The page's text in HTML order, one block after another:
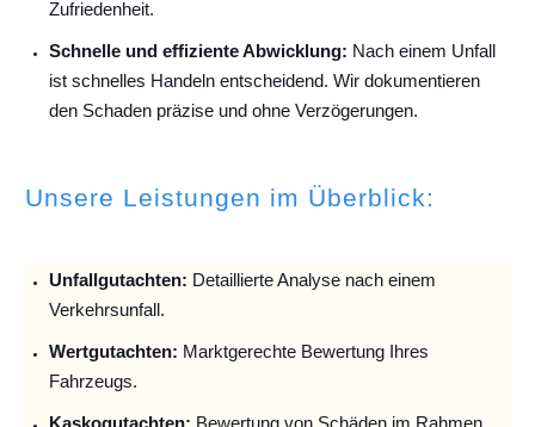
Zufriedenheit.
Schnelle und effiziente Abwicklung: Nach einem Unfall
ist schnelles Handeln entscheidend. Wir dokumentieren
den Schaden präzise und ohne Verzögerungen.
Unsere Leistungen im Überblick:
Unfallgutachten: Detaillierte Analyse nach einem
Verkehrsunfall.
Wertgutachten: Marktgerechte Bewertung Ihres
Fahrzeugs.